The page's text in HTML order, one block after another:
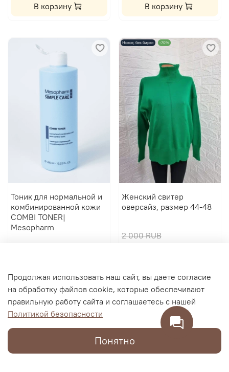
В корзину В корзину
Тоник для нормальной и
комбинированной кожи
COMBI TONER|
Mesopharm
Новое, без бирки -70%
Женский свитер
оверсайз, размер 44-48
2 000 RUB
Продолжая использовать наш сайт, вы даете согласие
на обработку файлов cookie, которые обеспечивают
правильную работу сайта и соглашаетесь с нашей
Политикой безопасности
Понятно